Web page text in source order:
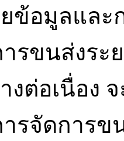
ข้อมูลและ
รขนส่งระ
งต่อเนื่อง
รจัดการข